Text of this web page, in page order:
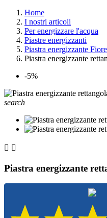
Home
I nostri articoli
Per energizzare l'acqua
Piastre energizzanti
Piastra energizzante
Piastra energizzante
-5%
search
 
Piastra energizzante